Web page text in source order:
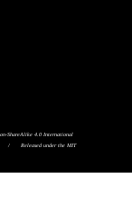
ShareAlike 4.0 International
/
Released under the MIT